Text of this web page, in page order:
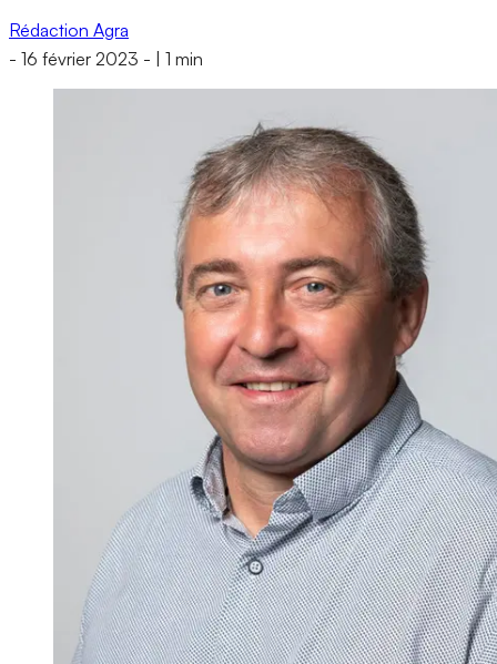
Rédaction Agra
- 16 février 2023 - 1 min